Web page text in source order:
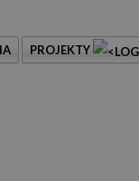
PROJEKTY